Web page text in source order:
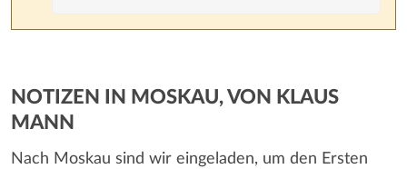
NOTIZEN IN MOSKAU, VON KLAUS
MANN
Nach Moskau sind wir eingeladen, um den Ersten